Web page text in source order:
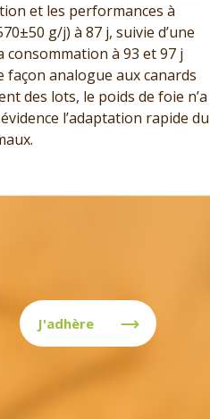
et les performances à
g/j) à 87 j, suivie d’une
consommation à 93 et 97 j
façon analogue aux canards
des lots, le poids de foie n’a
l’adaptation rapide du
J'adhère